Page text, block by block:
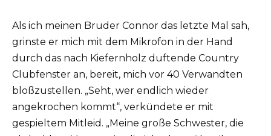
Als ich meinen Bruder Connor das letzte Mal sah,
grinste er mich mit dem Mikrofon in der Hand
durch das nach Kiefernholz duftende Country
Clubfenster an, bereit, mich vor 40 Verwandten
bloßzustellen. „Seht, wer endlich wieder
angekrochen kommt“, verkündete er mit
gespieltem Mitleid. „Meine große Schwester, die